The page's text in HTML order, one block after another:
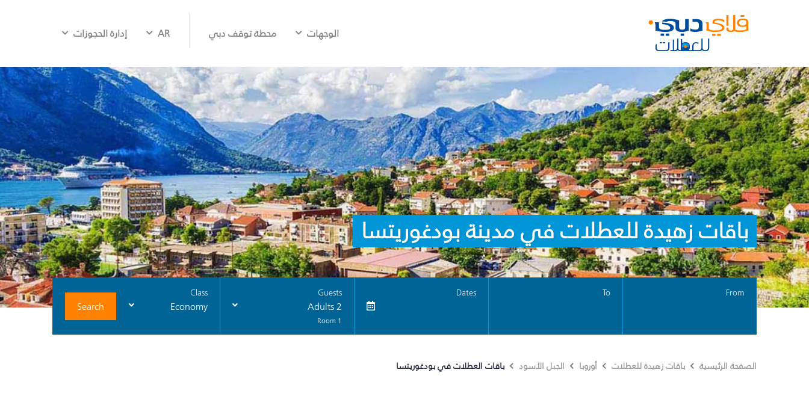
الوجهات محطة توقف دبي AR إدارة الحجوزات
باقات زهيدة للعطلات في مدينة بودغوريتسا
From
To
Dates
Guests
2 Adults
1 Room
Class
Economy
Search
الصفحة الرئيسية باقات زهيدة للعطلات أوروبا الجبل الأسود باقات العطلات في بودغوريتسا